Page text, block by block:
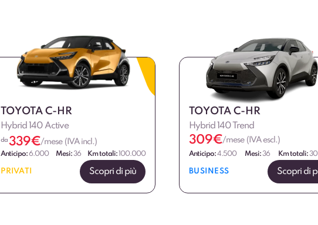
TOYOTA C-HR
Hybrid 140 Active
da 339€/mese (IVA incl.)
Anticipo:6.000 Mesi:36 Km totali: 100.000
PRIVATI Scopri di più
TOYOTA C-HR
Hybrid 140 Trend
309€/mese (IVA escl.)
Anticipo:4.500 Mesi:36 Km totali:
BUSINESS Scopri di